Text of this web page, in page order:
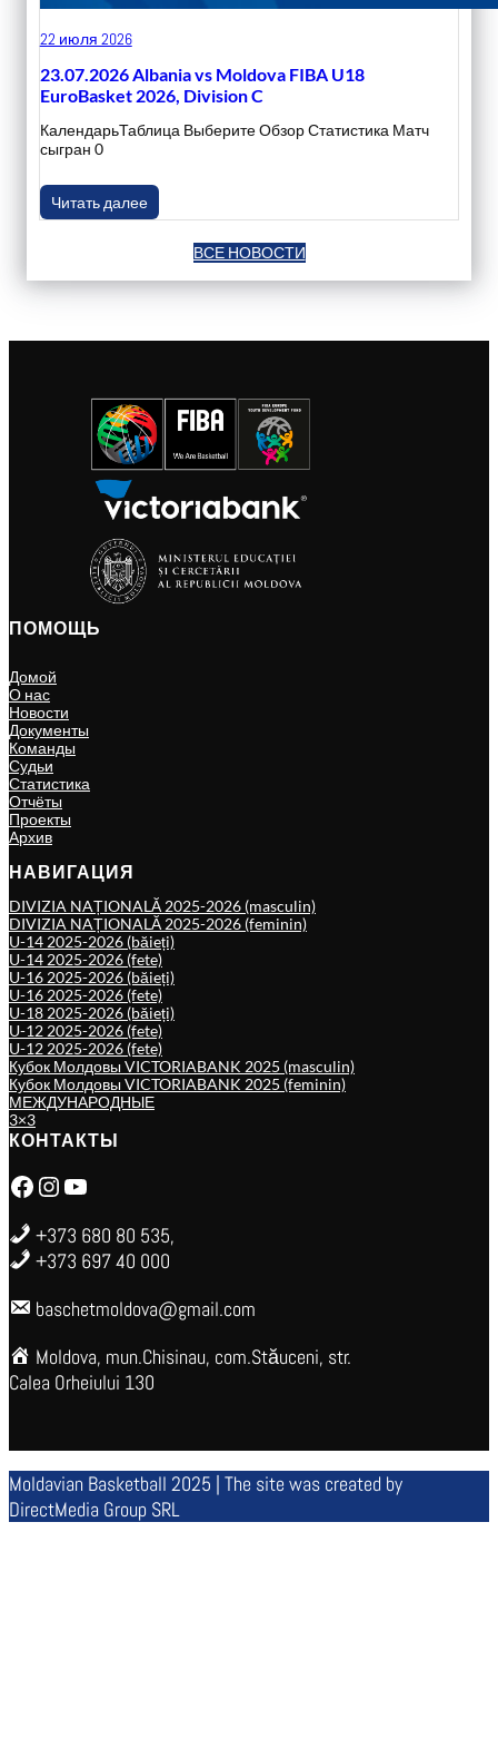
22 июля 2026
23.07.2026 Albania vs Moldova FIBA U18
EuroBasket 2026, Division C
КалендарьТаблица Выберите Обзор Статистика Матч
сыгран 0
Читать далее
ВСЕ НОВОСТИ
ПОМОЩЬ
Домой
О нас
Новости
Документы
Команды
Судьи
Статистика
Отчёты
Проекты
Архив
НАВИГАЦИЯ
DIVIZIA NAȚIONALĂ 2025-2026 (masculin)
DIVIZIA NAȚIONALĂ 2025-2026 (feminin)
U-14 2025-2026 (băieți)
U-14 2025-2026 (fete)
U-16 2025-2026 (băieți)
U-16 2025-2026 (fete)
U-18 2025-2026 (băieți)
U-12 2025-2026 (fete)
U-12 2025-2026 (fete)
Кубок Молдовы VICTORIABANK 2025 (masculin)
Кубок Молдовы VICTORIABANK 2025 (feminin)
МЕЖДУНАРОДНЫЕ
3×3
КОНТАКТЫ
Facebook Instagram YouTube
+373 680 80 535,
+373 697 40 000
baschetmoldova@gmail.com
Moldova, mun.Chisinau, com.Stăuceni, str.
Calea Orheiului 130
Moldavian Basketball 2025 | The site was created by
DirectMedia Group SRL